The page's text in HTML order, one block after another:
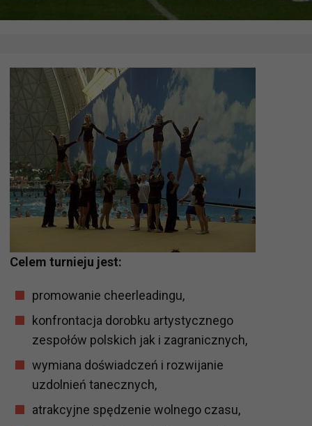
Celem turnieju jest:
promowanie cheerleadingu,
konfrontacja dorobku artystycznego
zespołów polskich jak i zagranicznych,
wymiana doświadczeń i rozwijanie
uzdolnień tanecznych,
atrakcyjne spędzenie wolnego czasu,